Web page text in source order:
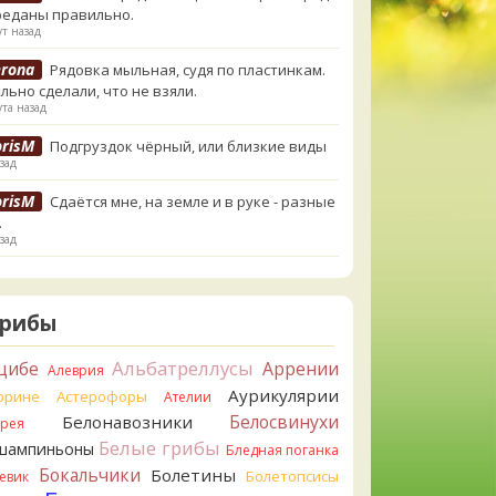
правильно.
назад
Рядовка мыльная, судя по пластинкам.
сделали, что не взяли.
назад
Подгруздок чёрный, или близкие виды
Сдаётся мне, на земле и в руке - разные
Вони не было, но вода и гриб при варке
желтеть. Выкинул. Большое спасибо.
Да. Но они не все безоговорочно
В следующий раз вырвите его
Алеврия Альбатреллусы Аррении
Астерофоры Ателии Аурикулярии
Белонавозники Белосвинухи
Белые грибы Бледная поганка
Бокальчики Болетины Болетопсисы